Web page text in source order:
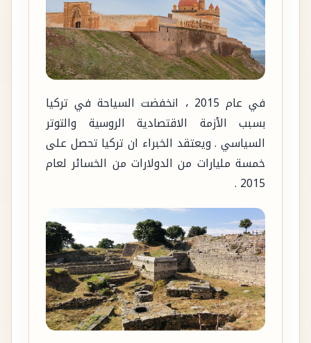
في عام 2015 ، انخفضت السياحة في تركيا
بسبب الأزمة الاقتصادية الروسية والتوتر
السياسي . ويعتقد الخبراء ان تركيا تحصل على
خمسة مليارات من الدولارات من الخسائر لعام
2015 .